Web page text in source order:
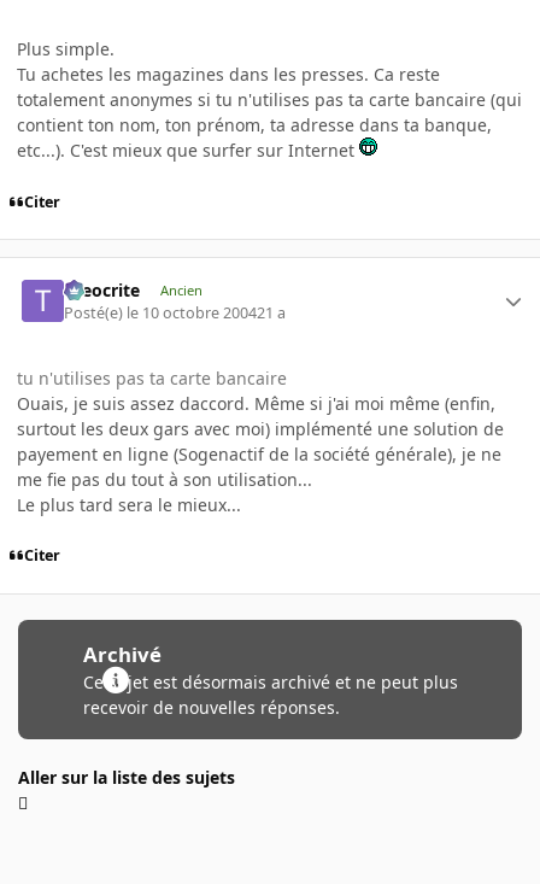
Plus simple.
Tu achetes les magazines dans les presses. Ca reste
totalement anonymes si tu n'utilises pas ta carte bancaire (qui
contient ton nom, ton prénom, ta adresse dans ta banque,
etc...). C'est mieux que surfer sur Internet
Citer
theocrite Ancien
Posté(e) le 10 octobre 200421 a
tu n'utilises pas ta carte bancaire
Ouais, je suis assez daccord. Même si j'ai moi même (enfin,
surtout les deux gars avec moi) implémenté une solution de
payement en ligne (Sogenactif de la société générale), je ne
me fie pas du tout à son utilisation...
Le plus tard sera le mieux...
Citer
Archivé
Ce sujet est désormais archivé et ne peut plus
recevoir de nouvelles réponses.
Aller sur la liste des sujets